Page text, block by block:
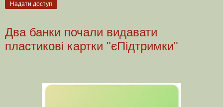
Надати доступ
Два банки почали видавати
пластикові картки "єПідтримки"